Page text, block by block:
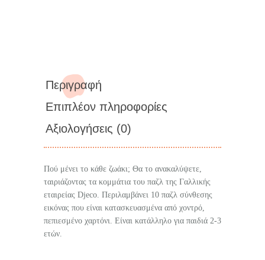
Περιγραφή
Επιπλέον πληροφορίες
Αξιολογήσεις (0)
Πού μένει το κάθε ζωάκι; Θα το ανακαλύψετε,
ταιριάζοντας τα κομμάτια του παζλ της Γαλλικής
εταιρείας Djeco. Περιλαμβάνει 10 παζλ σύνθεσης
εικόνας που είναι κατασκευασμένα από χοντρό,
πεπιεσμένο χαρτόνι. Είναι κατάλληλο για παιδιά 2-3
ετών.